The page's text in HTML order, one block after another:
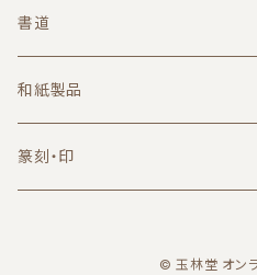
書道
筆
小筆
墨・墨液
和紙製品
葉書
篆刻・印
© 玉林堂 オン